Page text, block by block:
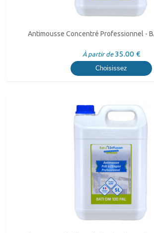
Antimousse Concentré Professionnel -
À partir de 35.00 €
Choisissez